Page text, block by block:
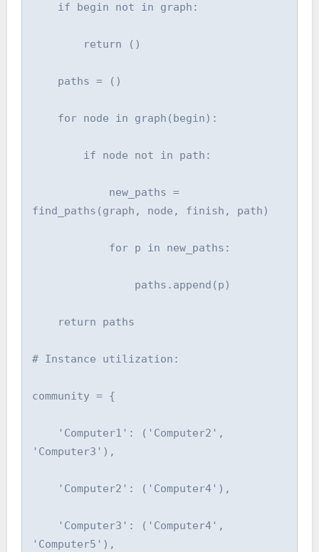
if begin not in graph:
return ()
paths = ()
for node in graph(begin):
if node not in path:
new_paths =
find_paths(graph, node, finish, path)
for p in new_paths:
paths.append(p)
return paths
# Instance utilization:
community = {
'Computer1': ('Computer2',
'Computer3'),
'Computer2': ('Computer4'),
'Computer3': ('Computer4',
'Computer5'),